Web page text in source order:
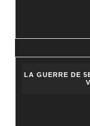
LA GUERRE DE